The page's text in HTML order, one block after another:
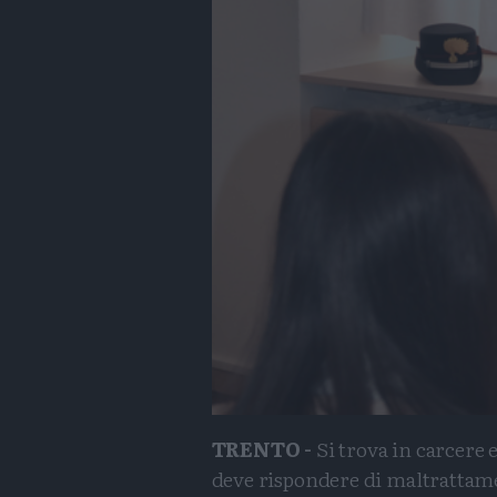
TRENTO - Si trova in carcere e
deve rispondere di